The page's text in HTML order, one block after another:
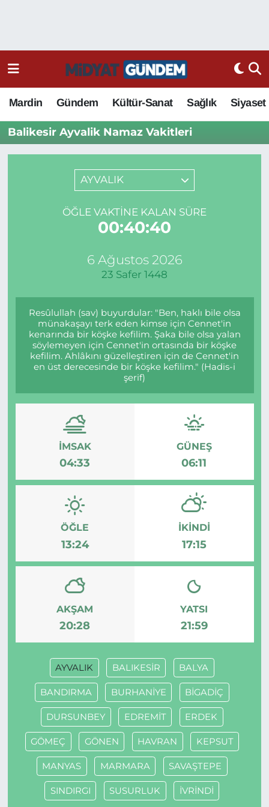
Mardin Gündem Kültür-Sanat Sağlık Siyaset
Balikesir Ayvalik Namaz Vakitleri
AYVALIK
ÖĞLE VAKTINE KALAN SÜRE
00:40:40
6 Ağustos 2026
23 Safer 1448
Resûlullah (sav) buyurdular: "Ben, haklı bile olsa
münakaşayı terk eden kimse için Cennet'in
kenarında bir köşke kefilim. Şaka bile olsa yalan
söylemeyen için Cennet'in ortasında bir köşke
kefilim. Ahlâkını güzelleştiren için de Cennet'in
en üst derecesinde bir köşke kefilim." (Hadis-i
şerif)
İMSAK
04:33
GÜNEŞ
06:11
ÖĞLE
13:24
İKINDI
17:15
AKŞAM
20:28
YATSI
21:59
AYVALIK BALIKESİR BALYA
BANDIRMA BURHANİYE BİGADİÇ
DURSUNBEY EDREMİT ERDEK
GÖMEÇ GÖNEN HAVRAN KEPSUT
MANYAS MARMARA SAVAŞTEPE
SINDIRGI SUSURLUK İVRİNDİ